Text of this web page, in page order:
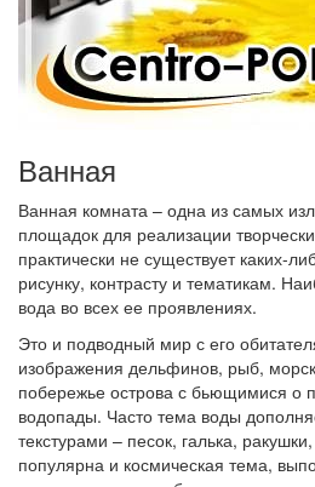
Ванная
Ванная комната – одна из самых
площадок для реализации
практически не существует каких-
рисунку, контрасту и тематикам.
вода во всех ее проявлениях.
Это и подводный мир с его
изображения дельфинов, рыб,
побережье острова с бьющимися о
водопады. Часто тема воды
текстурами – песок, галька,
популярна и космическая тема,